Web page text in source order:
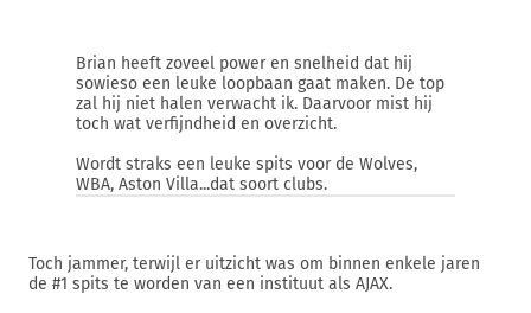
Brian heeft zoveel power en snelheid dat hij
sowieso een leuke loopbaan gaat maken. De top
zal hij niet halen verwacht ik. Daarvoor mist hij
toch wat verfijndheid en overzicht.
Wordt straks een leuke spits voor de Wolves,
WBA, Aston Villa...dat soort clubs.
Toch jammer, terwijl er uitzicht was om binnen enkele jaren
de #1 spits te worden van een instituut als AJAX.